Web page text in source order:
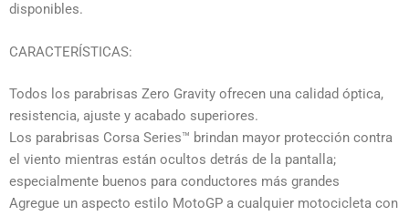
disponibles.
CARACTERÍSTICAS:
Todos los parabrisas Zero Gravity ofrecen una calidad óptica,
resistencia, ajuste y acabado superiores.
Los parabrisas Corsa Series™ brindan mayor protección contra
el viento mientras están ocultos detrás de la pantalla;
especialmente buenos para conductores más grandes
Agregue un aspecto estilo MotoGP a cualquier motocicleta con